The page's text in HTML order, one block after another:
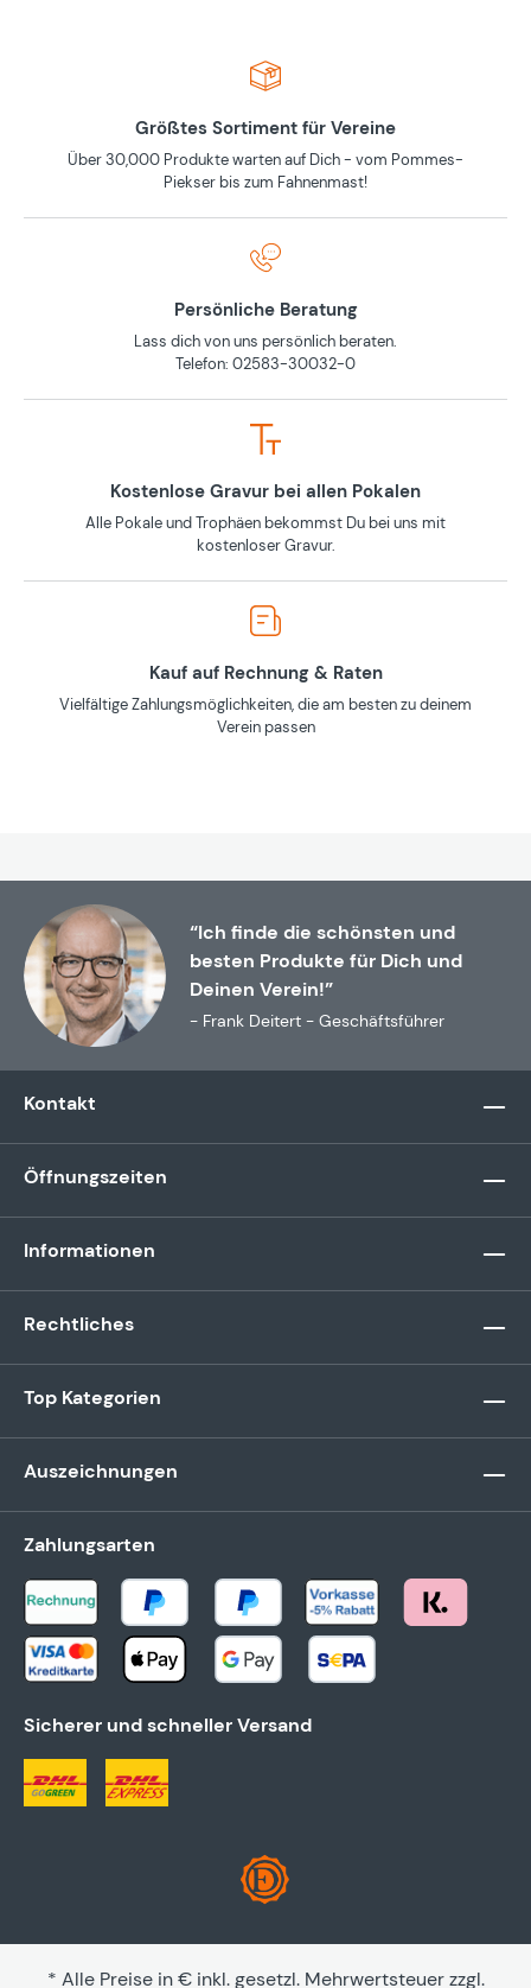
Größtes Sortiment für Vereine
Über 30,000 Produkte warten auf Dich - vom Pommes-
Piekser bis zum Fahnenmast!
Persönliche Beratung
Lass dich von uns persönlich beraten.
Telefon: 02583-30032-0
Kostenlose Gravur bei allen Pokalen
Alle Pokale und Trophäen bekommst Du bei uns mit
kostenloser Gravur.
Kauf auf Rechnung & Raten
Vielfältige Zahlungsmöglichkeiten, die am besten zu deinem
Verein passen
“Ich finde die schönsten und
besten Produkte für Dich und
Deinen Verein!”
- Frank Deitert - Geschäftsführer
Kontakt
Öffnungszeiten
Informationen
Rechtliches
Top Kategorien
Auszeichnungen
Zahlungsarten
Sicherer und schneller Versand
* Alle Preise in € inkl. gesetzl. Mehrwertsteuer zzgl.